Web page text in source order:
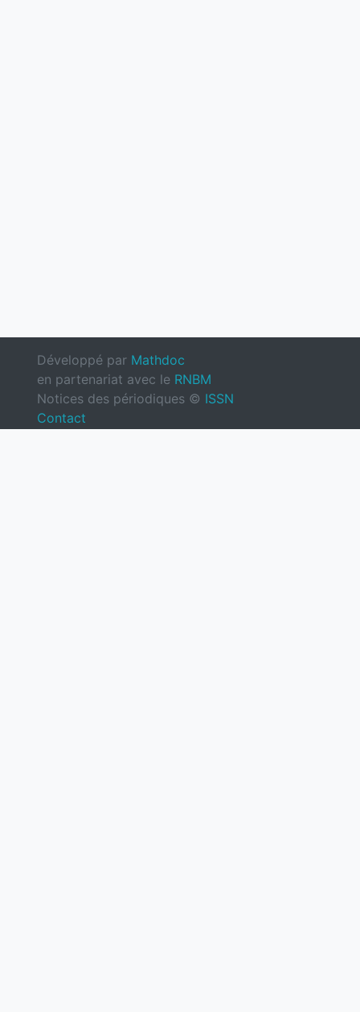
Développé par Mathdoc
en partenariat avec le RNBM
Notices des périodiques © ISSN
Contact